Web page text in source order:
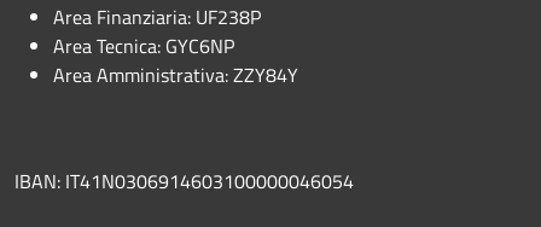
Area Finanziaria: UF238P
Area Tecnica: GYC6NP
Area Amministrativa: ZZY84Y
IBAN: IT41N0306914603100000046054